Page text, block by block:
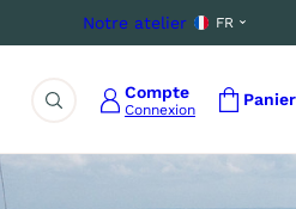
Notre atelier FR
Rechercher
Compte
Connexion
Panier